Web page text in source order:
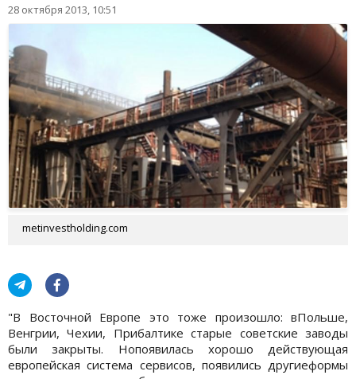
28 октября 2013, 10:51
metinvestholding.com
"В Восточной Европе это тоже произошло: вПольше,
Венгрии, Чехии, Прибалтике старые советские заводы
были закрыты. Нопоявилась хорошо действующая
европейская система сервисов, появились другиеформы